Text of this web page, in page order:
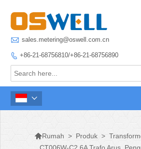
 sales.metering@oswell.com.cn
 +86-21-68756810/+86-21-68756890

Rumah > Produk >